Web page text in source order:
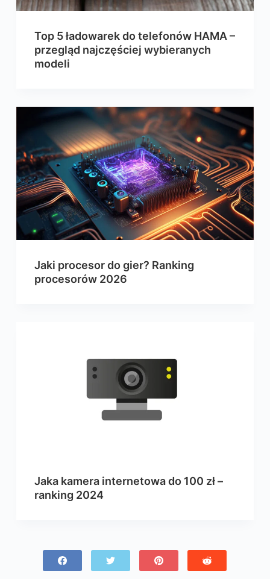
Top 5 ładowarek do telefonów HAMA –
przegląd najczęściej wybieranych
modeli
Jaki procesor do gier? Ranking
procesorów 2026
Jaka kamera internetowa do 100 zł –
ranking 2024